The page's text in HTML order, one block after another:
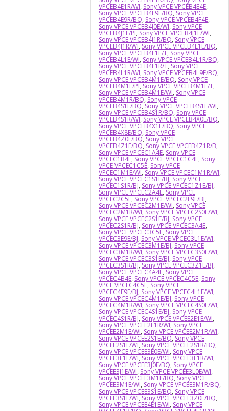
VPCEB4E1R/WI, Sony VPCE VPCEB4E4E,
Sony VPCE VPCEB4E9E/BQ, Sony VPCE
VPCEB4E9R/BQ, Sony VPCE VPCEB4F4E,
Sony VPCE VPCEB4J0E/WI, Sony VPCE
VPCEB4J1E/PI, Sony VPCE VPCEB4J1E/WI,
Sony VPCE VPCEB4J1R/BQ, Sony VPCE
VPCEB4J1R/WI, Sony VPCE VPCEB4L1E/BQ,
Sony VPCE VPCEB4L1E/T, Sony VPCE
VPCEB4L1E/WI, Sony VPCE VPCEB4L1R/BQ,
Sony VPCE VPCEB4L1R/T, Sony VPCE
VPCEB4L1R/WI, Sony VPCE VPCEB4L9E/BQ,
Sony VPCE VPCEB4M1E/BQ, Sony VPCE
VPCEB4M1E/PI, Sony VPCE VPCEB4M1E/T,
Sony VPCE VPCEB4M1E/WI, Sony VPCE
VPCEB4M1R/BQ, Sony VPCE
VPCEB4S1E/BQ, Sony VPCE VPCEB4S1E/WI,
Sony VPCE VPCEB4S1R/BQ, Sony VPCE
VPCEB4S1R/WI, Sony VPCE VPCEB4X0E/BQ,
Sony VPCE VPCEB4X1E/BQ, Sony VPCE
VPCEB4X8E/BQ, Sony VPCE
VPCEB4Z0E/BQ, Sony VPCE
VPCEB4Z1E/BQ, Sony VPCE VPCEB4Z1R/B,
Sony VPCE VPCEC1A4E, Sony VPCE
VPCEC1B4E, Sony VPCE VPCEC1C4E, Sony
VPCE VPCEC1C5E, Sony VPCE
VPCEC1M1E/WI, Sony VPCE VPCEC1M1R/WI,
Sony VPCE VPCEC1S1E/BJ, Sony VPCE
VPCEC1S1R/BJ, Sony VPCE VPCEC1Z1E/BJ,
Sony VPCE VPCEC2A4E, Sony VPCE
VPCEC2C5E, Sony VPCE VPCEC2E9E/BJ,
Sony VPCE VPCEC2M1E/WI, Sony VPCE
VPCEC2M1R/WI, Sony VPCE VPCEC2S0E/WI,
Sony VPCE VPCEC2S1E/BJ, Sony VPCE
VPCEC2S1R/BJ, Sony VPCE VPCEC3A4E,
Sony VPCE VPCEC3C5E, Sony VPCE
VPCEC3E9E/BJ, Sony VPCE VPCEC3L1E/WI,
Sony VPCE VPCEC3M1E/BJ, Sony VPCE
VPCEC3M1R/WI, Sony VPCE VPCEC3S0E/WI,
Sony VPCE VPCEC3S1E/BJ, Sony VPCE
VPCEC3S1R/BJ, Sony VPCE VPCEC3Z1E/BJ,
Sony VPCE VPCEC4A4E, Sony VPCE
VPCEC4B4E, Sony VPCE VPCEC4C5E, Sony
VPCE VPCEC4C5E, Sony VPCE
VPCEC4E9E/BJ, Sony VPCE VPCEC4L1E/WI,
Sony VPCE VPCEC4M1E/BJ, Sony VPCE
VPCEC4M1R/WI, Sony VPCE VPCEC4S0E/WI,
Sony VPCE VPCEC4S1E/BJ, Sony VPCE
VPCEC4S1R/BJ, Sony VPCE VPCEE2E1E/WI,
Sony VPCE VPCEE2E1R/WI, Sony VPCE
VPCEE2M1E/WI, Sony VPCE VPCEE2M1R/WI,
Sony VPCE VPCEE2S1E/BQ, Sony VPCE
VPCEE2S1E/WI, Sony VPCE VPCEE2S1R/BQ,
Sony VPCE VPCEE3E0E/WI, Sony VPCE
VPCEE3E1E/WI, Sony VPCE VPCEE3E1R/WI,
Sony VPCE VPCEE3J0E/BQ, Sony VPCE
VPCEE3J1E/WI, Sony VPCE VPCEE3L0E/WI,
Sony VPCE VPCEE3M1E/BQ, Sony VPCE
VPCEE3M1E/WI, Sony VPCE VPCEE3M1R/BQ,
Sony VPCE VPCEE3S1E/BQ, Sony VPCE
VPCEE3S1E/WI, Sony VPCE VPCEE3Z0E/BQ,
Sony VPCE VPCEE4E1E/WI, Sony VPCE